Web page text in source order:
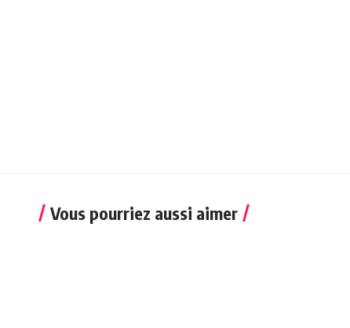
Vous pourriez aussi aimer